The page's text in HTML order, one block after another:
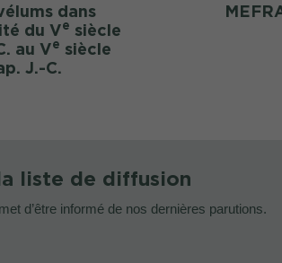
dans
du Ve siècle
au Ve siècle
J.-C.
liste de diffusion
d’être informé de nos dernières parutions.